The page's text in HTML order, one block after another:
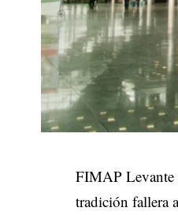
FIMAP Levante
tradición fallera